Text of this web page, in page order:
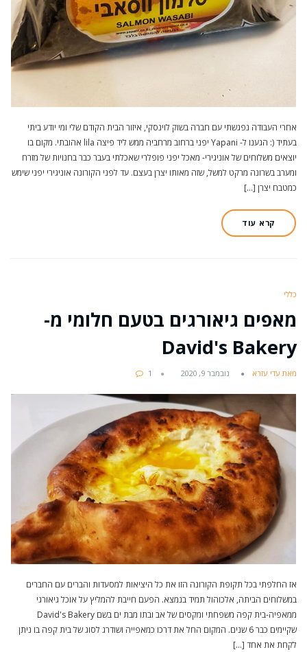
אחרי העבודה נפגשתי עם חברה בשוק לוינסקי, איזור הבית הקודם שלי ומי יודע ביתי
בעתיד (: הגענו ל- Yapani יפני ברחוב מרחביה ממש ליד פיצה lila אהובתי. מקום בו
יוצאים משלוחים של אוניגירי- מאכל יפני פופלרי שאכלתי בעבר כבר בחנויות של מזרח
ומערב בשרונה מרקט למשל, שזה מאותו יצרן בעצם. עד לפני הקורונה אוניגירי יפני שימש
כמטבח יצרן […]
קרא עוד
כללי
מאפים גיאורגים בטעם חלומי מ-
David's Bakery
מאת עדי עזרא נובמבר 9, 2020 1
אז החלפתי בכל תקופת הקורונה הזו את כל היציאות למסעדות והברים עם החברים
במשלוחים הביתה, אלכוהול תמיד בנמצא. הפעם חייבת להמליץ על אוכל גיאורגי
ממאפיה-בית קפה משפחתי ומקסים של אב ובתו מבת ים בשם David's Bakery
שקיימים כבר 6 שנים. המקום החל את דרכו כמאפייה ושודרג לסוג של בית קפה בו ניתן
לקחת את אחד […]